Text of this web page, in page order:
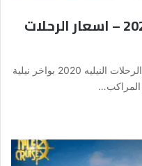
حجز رحله نيليه بالقاهره 2020 – اسعار الرحلات
حجز رحله نيليه بالقاهره 2020 – اسعار الرحلات النيليه 2020 بواخر نيلية
المراكب…